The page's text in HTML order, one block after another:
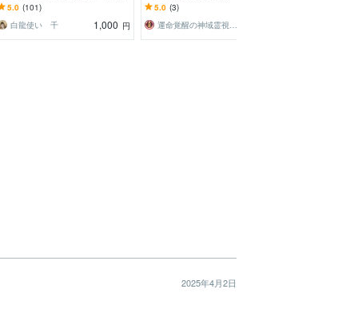
・お金・人間関係｜流れを変え
る次の一手を導きます
5.0 (101)
白龍使い 千
1,000 円
格と霊的な繋がりを調律し正式な
守護契約を行う神聖儀式
5.0 (3)
運命覚醒の神域霊視能力者 占導師【光蓮】
2025年4月2日